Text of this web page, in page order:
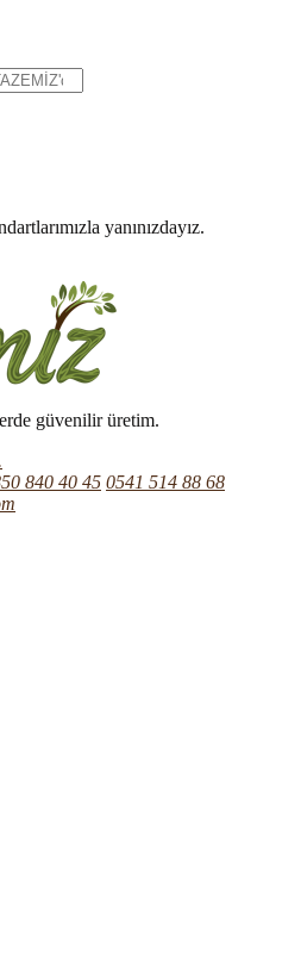
yanınızdayız.
güvenilir üretim.
840 40 45 0541 514 88 68